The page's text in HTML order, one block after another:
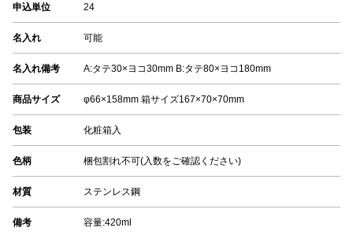
申込単位 24
名入れ 可能
名入れ備考 A:タテ30×ヨコ30mm B:タテ80×ヨコ180mm
商品サイズ φ66×158mm 箱サイズ167×70×70mm
包装 化粧箱入
色柄 梱包割れ不可(入数をご確認ください)
材質 ステンレス鋼
備考 容量:420ml